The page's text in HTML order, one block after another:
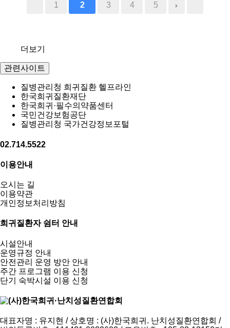
1 2 3 4 5
더보기
관련사이트
질병관리청 희귀질환 헬프라인
한국희귀질환재단
한국희귀·필수의약품센터
국민건강보험공단
질병관리청 국가건강정보포털
02.714.5522
이용안내
오시는 길
이용약관
개인정보처리방침
희귀질환자 쉼터 안내
시설안내
운영규정 안내
안전관리 운영 방안 안내
주간 프로그램 이용 신청
단기 숙박시설 이용 신청
대표자명 : 유지현 / 상호명 : (사)한국희귀. 난치성질환연합회 /